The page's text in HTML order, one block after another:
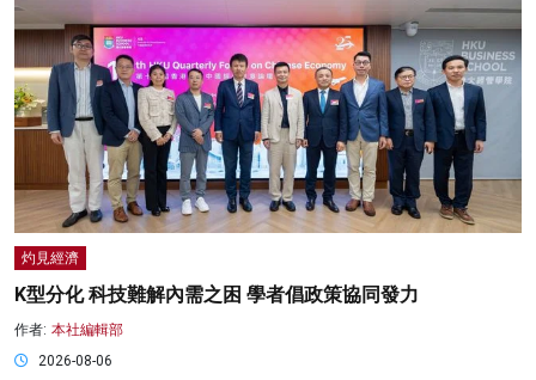
灼見經濟
K型分化 科技難解內需之困 學者倡政策協同發力
作者: 本社編輯部
2026-08-06